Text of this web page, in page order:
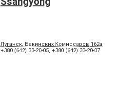
Луганск, Бакинских Комиссаров,162а
+380 (642) 33-20-05, +380 (642) 33-20-07